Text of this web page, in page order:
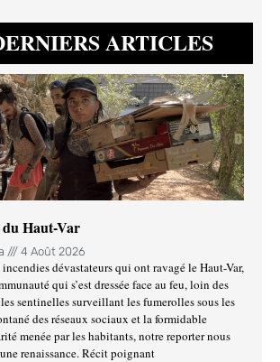
ARTICLES
du Haut-Var
4 Août 2026
dévastateurs qui ont ravagé le Haut-Var,
qui s’est dressée face au feu, loin des
sentinelles surveillant les fumerolles sous les
des réseaux sociaux et la formidable
menée par les habitants, notre reporter nous
renaissance. Récit poignant